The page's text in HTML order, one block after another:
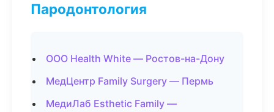
Пародонтология
ООО Health White — Ростов-на-Дону
МедЦентр Family Surgery — Пермь
МедиЛаб Esthetic Family —